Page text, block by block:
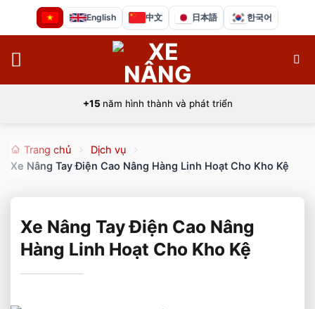
dung
English 中文 日本語 한국어
+15 năm hình thành và phát triển
Trang chủ
Dịch vụ
Xe Nâng Tay Điện Cao Nâng Hàng Linh Hoạt Cho Kho Kệ
Xe Nâng Tay Điện Cao Nâng
Hàng Linh Hoạt Cho Kho Kệ